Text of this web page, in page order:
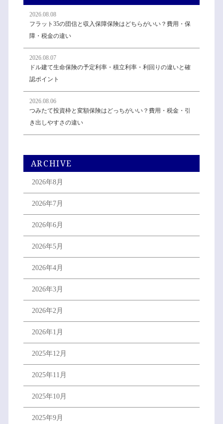
2026.08.08
フラット35の団信と収入保障保険はどちらがいい？費用・保
障・税金の違い
2026.08.07
ドル建て生命保険の予定利率・積立利率・利回りの違いと確
認ポイント
2026.08.06
つみたて投資枠と変額保険はどっちがいい？費用・税金・引
き出しやすさの違い
ARCHIVE
2026年8月
2026年7月
2026年6月
2026年5月
2026年4月
2026年3月
2026年2月
2026年1月
2025年12月
2025年11月
2025年10月
2025年9月